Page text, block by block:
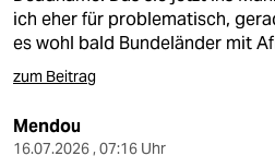
ich eher für problematisch,
es wohl bald Bundeländer mit
zum Beitrag
Mendou
16.07.2026 , 07:16 Uhr